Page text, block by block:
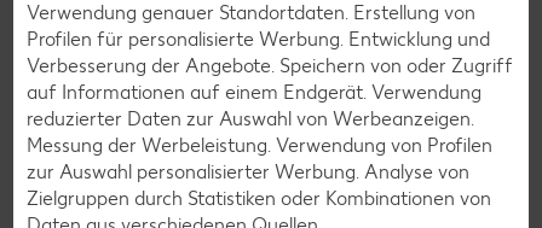
Laktosefreie Rezepte
Laktoseintoleranz muss dich kulinarisch nicht ausbremsen,
denn es geht auch ohne. Unsere laktosefreien Rezepte
bringen Vielfalt auf den Tisch – für große und kleine
Verwendung genauer Standortdaten. Erstellung von
Profilen für personalisierte Werbung. Entwicklung und
Verbesserung der Angebote. Speichern von oder Zugriff
auf Informationen auf einem Endgerät. Verwendung
reduzierter Daten zur Auswahl von Werbeanzeigen.
Messung der Werbeleistung. Verwendung von Profilen
zur Auswahl personalisierter Werbung. Analyse von
Zielgruppen durch Statistiken oder Kombinationen von